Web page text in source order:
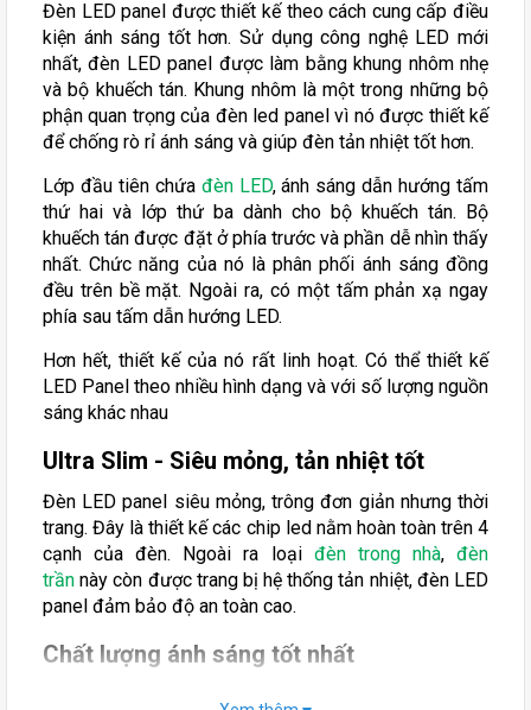
Đèn LED panel được thiết kế theo cách cung cấp điều
kiện ánh sáng tốt hơn. Sử dụng công nghệ LED mới
nhất, đèn LED panel được làm bằng khung nhôm nhẹ
và bộ khuếch tán. Khung nhôm là một trong những bộ
phận quan trọng của đèn led panel vì nó được thiết kế
để chống rò rỉ ánh sáng và giúp đèn tản nhiệt tốt hơn.
Lớp đầu tiên chứa đèn LED, ánh sáng dẫn hướng tấm
thứ hai và lớp thứ ba dành cho bộ khuếch tán. Bộ
khuếch tán được đặt ở phía trước và phần dễ nhìn thấy
nhất. Chức năng của nó là phân phối ánh sáng đồng
đều trên bề mặt. Ngoài ra, có một tấm phản xạ ngay
phía sau tấm dẫn hướng LED.
Hơn hết, thiết kế của nó rất linh hoạt. Có thể thiết kế
LED Panel theo nhiều hình dạng và với số lượng nguồn
sáng khác nhau
Ultra Slim - Siêu mỏng, tản nhiệt tốt
Đèn LED panel siêu mỏng, trông đơn giản nhưng thời
trang. Đây là thiết kế các chip led nằm hoàn toàn trên 4
cạnh của đèn. Ngoài ra loại đèn trong nhà,đèn
trần này còn được trang bị hệ thống tản nhiệt, đèn LED
panel đảm bảo độ an toàn cao.
Chất lượng ánh sáng tốt nhất